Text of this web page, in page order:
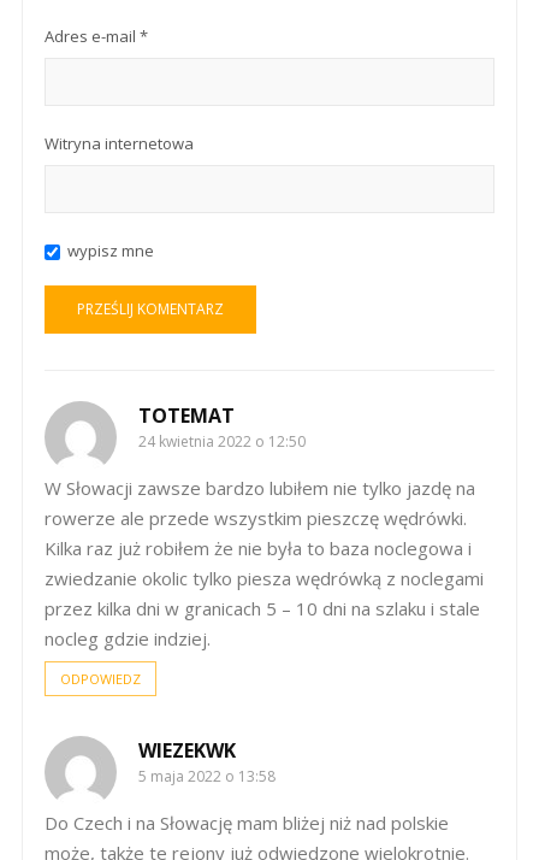
Adres e-mail *
Witryna internetowa
wypisz mne
TOTEMAT
24 kwietnia 2022 o 12:50
W Słowacji zawsze bardzo lubiłem nie tylko jazdę na
rowerze ale przede wszystkim pieszczę wędrówki.
Kilka raz już robiłem że nie była to baza noclegowa i
zwiedzanie okolic tylko piesza wędrówką z noclegami
przez kilka dni w granicach 5 – 10 dni na szlaku i stale
nocleg gdzie indziej.
ODPOWIEDZ
WIEZEKWK
5 maja 2022 o 13:58
Do Czech i na Słowację mam bliżej niż nad polskie
może, także te rejony już odwiedzone wielokrotnie.